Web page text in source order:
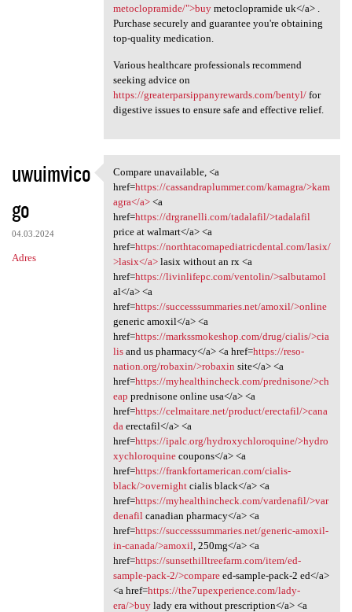
metoclopramide/">buymetoclopramide uk</a> .
Purchase securely and guarantee you're obtaining
top-quality medication.
Various healthcare professionals recommend
seeking advice on
https://greaterparsippanyrewards.com/bentyl/for
digestive issues to ensure safe and effective relief.
uwuimvico
go
04.03.2024
Adres
Compare unavailable, <a href
Compare unavailable, <a
href=https://cassandraplummer.com/kamagra/>kam
agra</a><a
href=https://drgranelli.com/tadalafil/>tadalafil
price at walmart</a> <a
href=https://northtacomapediatricdental.com/lasix/
>lasix</a>lasix without an rx <a
href=https://livinlifepc.com/ventolin/>salbutamol
al</a> <a
href=https://successsummaries.net/amoxil/>online
generic amoxil</a> <a
href=https://markssmokeshop.com/drug/cialis/>cia
lisand us pharmacy</a> <a href=https://reso-
nation.org/robaxin/>robaxin site</a> <a
href=https://myhealthincheck.com/prednisone/>ch
eap prednisone online usa</a> <a
href=https://celmaitare.net/product/erectafil/>cana
da erectafil</a> <a
href=https://ipalc.org/hydroxychloroquine/>hydro
xychloroquinecoupons</a> <a
href=https://frankfortamerican.com/cialis-
black/>overnightcialis black</a> <a
href=https://myhealthincheck.com/vardenafil/>var
denafil canadian pharmacy</a> <a
href=https://successsummaries.net/generic-amoxil-
in-canada/>amoxil , 250mg</a> <a
href=https://sunsethilltreefarm.com/item/ed-
sample-pack-2/>compareed-sample-pack-2 ed</a>
<a href=https://the7upexperience.com/lady-
era/>buylady era without prescription</a> <a